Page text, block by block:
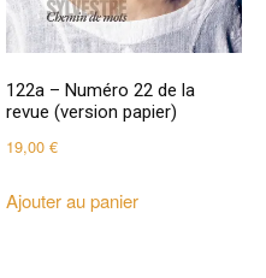
122a – Numéro 22 de la
revue (version papier)
19,00€
Ajouter au panier